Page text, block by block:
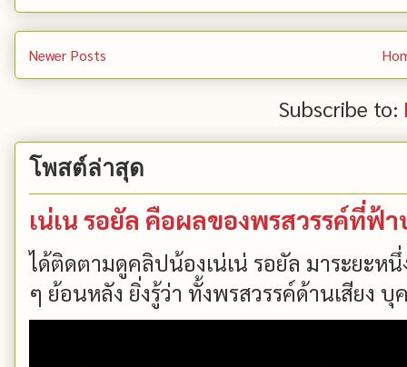
Newer Posts
Subscribe to:
โพสต์ล่าสุด
เน่เน รอยัล คือผลของพรสวรรค์ที่ฟ้
ได้ติดตามดูคลิปน้องเน่เน่ รอยัล มาระยะห
ๆ ย้อนหลัง ยิ่งรู้ว่า ทั้งพรสวรรค์ด้านเสียง